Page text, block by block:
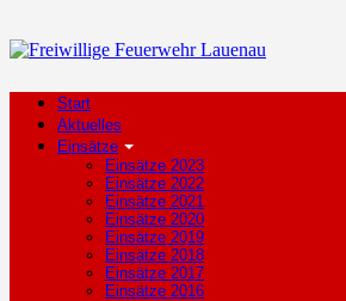
Start
Aktuelles
Einsätze
Einsätze 2023
Einsätze 2022
Einsätze 2021
Einsätze 2020
Einsätze 2019
Einsätze 2018
Einsätze 2017
Einsätze 2016